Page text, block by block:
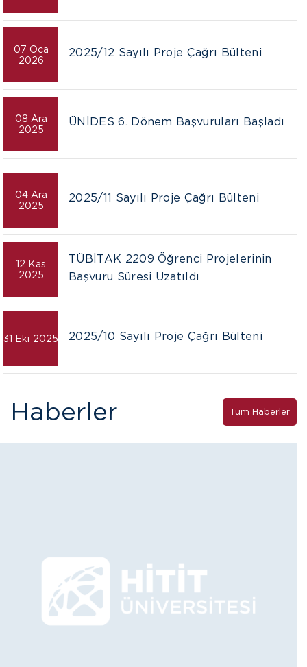
07 Oca
2026
2025/12 Sayılı Proje Çağrı Bülteni
08 Ara
2025
ÜNİDES 6. Dönem Başvuruları Başladı
04 Ara
2025
2025/11 Sayılı Proje Çağrı Bülteni
12 Kas
2025
TÜBİTAK 2209 Öğrenci Projelerinin
Başvuru Süresi Uzatıldı
31 Eki 2025 2025/10 Sayılı Proje Çağrı Bülteni
Haberler Tüm Haberler